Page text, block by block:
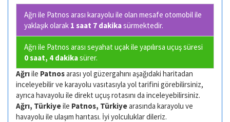
Ağrı ile Patnos arası karayolu ile olan mesafe otomobil ile
yaklaşık olarak 1 saat 7 dakikasürmektedir.
Ağrı ile Patnos arası seyahat uçak ile yapılırsa uçuş süresi
0 saat, 4 dakikasürer.
Ağrıile Patnosarası yol güzergahını aşağıdaki haritadan
inceleyebilir ve karayolu vasıtasıyla yol tarifini görebilirsiniz,
ayrıca havayolu ile direkt uçuş rotasını da inceleyebilirsiniz.
Ağrı, Türkiyeile Patnos, Türkiyearasında karayolu ve
havayolu ile ulaşım harıtası. İyi yolculuklar dileriz.